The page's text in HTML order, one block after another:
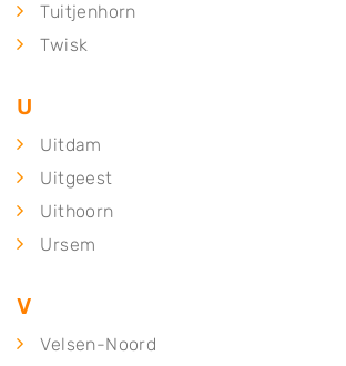
Tuitjenhorn
Twisk
U
Uitdam
Uitgeest
Uithoorn
Ursem
V
Velsen-Noord